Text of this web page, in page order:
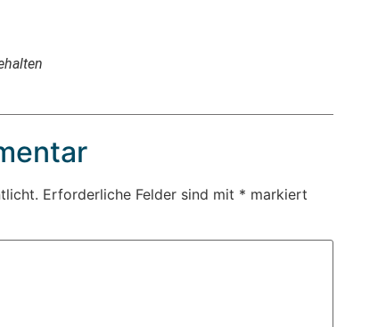
Erforderliche Felder sind mit * markiert